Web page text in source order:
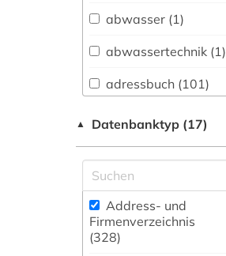
Sprachen und
Literaturen (2)
Anglistik.
Amerikanistik (0)
Vermessungswesen
(11)
Biologie,
Biotechnologie (4)
abwasser (1)
abwassertechnik (1)
adressbuch (101)
adresse (10)
adressen (2)
adressensammlung
(1)
adressenverzeichnis
(1)
▲ Datenbanktyp (17)
Address- und
Firmenverzeichnis
(328)